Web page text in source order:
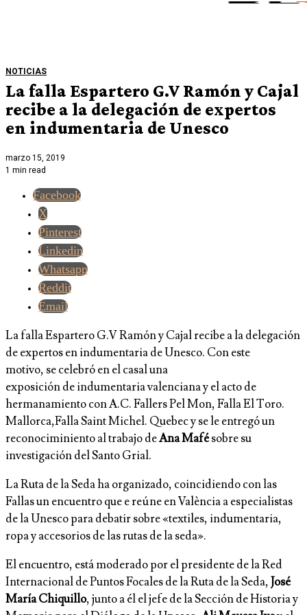
NOTICIAS
La falla Espartero G.V Ramón y Cajal
recibe a la delegación de expertos
en indumentaria de Unesco
marzo 15, 2019
1 min read
Facebook
X
Pinterest
Linkedin
Whatsapp
Reddit
Email
La falla Espartero G.V Ramón y Cajal recibe a la delegación
de expertos en indumentaria de Unesco. Con este
motivo, se celebró en el casal una
exposición de indumentaria valenciana y el acto de
hermanamiento con A.C. Fallers Pel Mon, Falla El Toro.
Mallorca,Falla Saint Michel. Quebec y se le entregó un
reconociminiento al trabajo deAna Mafésobre su
investigación del Santo Grial.
La Ruta de la Seda ha organizado, coincidiendo con las
Fallas un encuentro que e reúne en València a especialistas
de la Unesco para debatir sobre «textiles, indumentaria,
ropa y accesorios de las rutas de la seda».
El encuentro, está moderado por el presidente de la Red
Internacional de Puntos Focales de la Ruta de la Seda,José
María Chiquillo, junto a él el jefe de la Sección de Historia y